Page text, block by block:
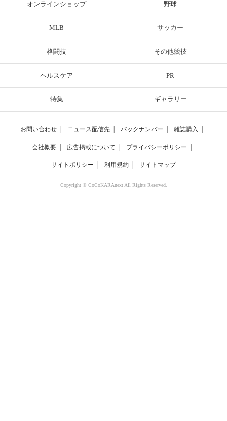
オンラインショップ 野球
MLB サッカー
格闘技 その他競技
ヘルスケア PR
特集 ギャラリー
お問い合わせ ニュース配信先 バックナンバー 雑誌購入
会社概要 広告掲載について プライバシーポリシー
サイトポリシー 利用規約 サイトマップ
Copyright © CoCoKARAnext All Rights Reserved.